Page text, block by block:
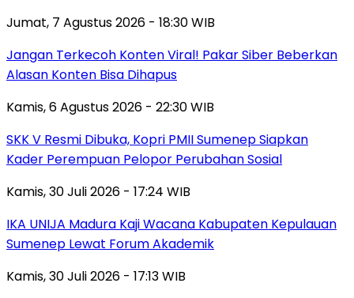
Jumat, 7 Agustus 2026 - 18:30 WIB
Jangan Terkecoh Konten Viral! Pakar Siber Beberkan
Alasan Konten Bisa Dihapus
Kamis, 6 Agustus 2026 - 22:30 WIB
SKK V Resmi Dibuka, Kopri PMII Sumenep Siapkan
Kader Perempuan Pelopor Perubahan Sosial
Kamis, 30 Juli 2026 - 17:24 WIB
IKA UNIJA Madura Kaji Wacana Kabupaten Kepulauan
Sumenep Lewat Forum Akademik
Kamis, 30 Juli 2026 - 17:13 WIB